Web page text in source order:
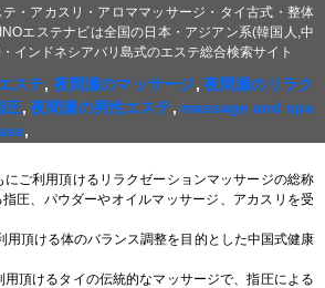
・アカスリ・アロママッサージ・タイ古式・整体
エステナビは全国の日本・アジアン系(韓国人,中
インドネシアバリ島式のエステ総合検索サイト
ステ, 夜間瀬のマッサージ, 夜間瀬のリラク
圧,夜間瀬の男性エステ, massage and spa
,
ご利用頂けるリラクゼーションマッサージの総称
圧、パウダーやオイルマッサージ、アカスリを受
用頂ける体のバランス調整を目的とした中国式健康
頂けるタイの伝統的なマッサージで、指圧による